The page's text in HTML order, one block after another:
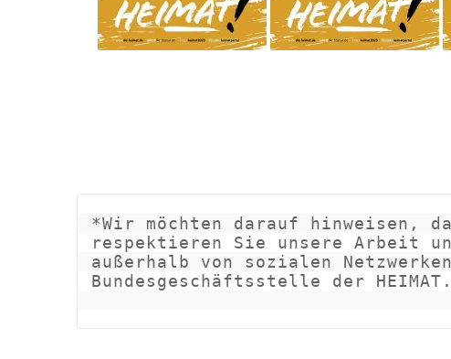
*Wir möchten darauf hinweisen,
respektieren Sie unsere Arbeit
außerhalb von sozialen
Bundesgeschäftsstelle der HEIMAT.